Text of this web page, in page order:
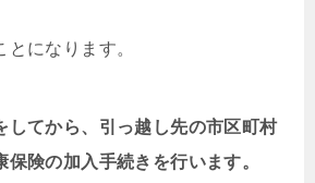
とになります。
してから、引っ越し先の市区町村
険の加入手続きを行います。